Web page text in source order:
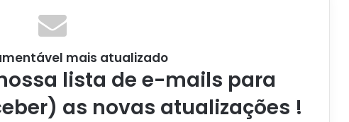
mais atualizado
lista de e-mails para
as novas atualizações !